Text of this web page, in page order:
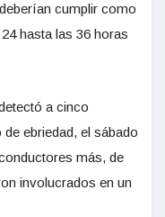
cumplir como
hasta las 36 horas
a cinco
ebriedad, el sábado
más, de
involucrados en un